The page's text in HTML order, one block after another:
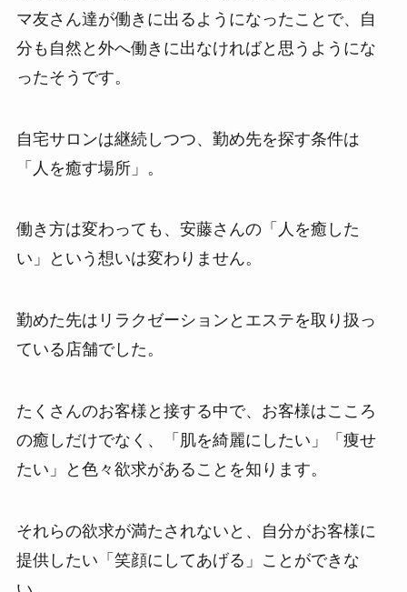
マ友さん達が働きに出るようになったことで、自
分も自然と外へ働きに出なければと思うようにな
ったそうです。
自宅サロンは継続しつつ、勤め先を探す条件は
「人を癒す場所」。
働き方は変わっても、安藤さんの「人を癒した
い」という想いは変わりません。
勤めた先はリラクゼーションとエステを取り扱っ
ている店舗でした。
たくさんのお客様と接する中で、お客様はこころ
の癒しだけでなく、「肌を綺麗にしたい」「痩せ
たい」と色々欲求があることを知ります。
それらの欲求が満たされないと、自分がお客様に
提供したい「笑顔にしてあげる」ことができな